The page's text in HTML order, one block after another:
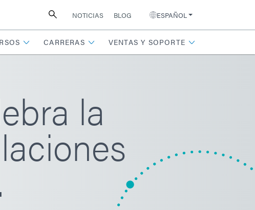
NOTICIAS BLOG ESPAÑOL
CARRERAS VENTAS Y SOPORTE
la